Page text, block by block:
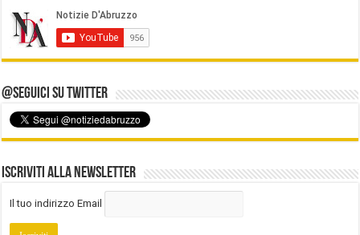
@Seguici su Twitter
Iscriviti alla Newsletter
Il tuo indirizzo Email